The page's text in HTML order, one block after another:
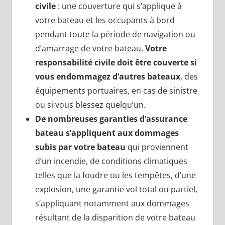
civile: une couverture qui s’applique à
votre bateau et les occupants à bord
pendant toute la période de navigation ou
d’amarrage de votre bateau. Votre
responsabilité civile doit être couverte si
vous endommagez d’autres bateaux, des
équipements portuaires, en cas de sinistre
ou si vous blessez quelqu’un.
De nombreuses garanties d’assurance
bateau s’appliquent aux dommages
subis par votre bateau qui proviennent
d’un incendie, de conditions climatiques
telles que la foudre ou les tempêtes, d’une
explosion, une garantie vol total ou partiel,
s’appliquant notamment aux dommages
résultant de la disparition de votre bateau